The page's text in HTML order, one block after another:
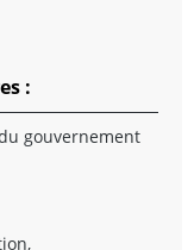
:
gouvernement